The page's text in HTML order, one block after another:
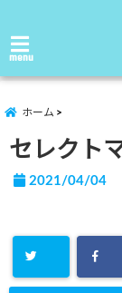
menu
ホーム
セレクト
2021/04/04